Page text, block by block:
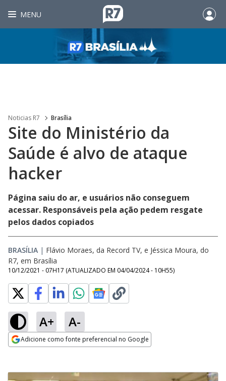
MENU
Noticias R7 Brasília
Site do Ministério da
Saúde é alvo de ataque
hacker
Página saiu do ar, e usuários não conseguem
acessar. Responsáveis pela ação pedem resgate
pelos dados copiados
BRASÍLIA | Flávio Moraes, da Record TV, e Jéssica Moura, do
R7, em Brasília
10/12/2021 - 07H17 (ATUALIZADO EM 04/04/2024 - 10H55)
A+ A-
Adicione como fonte preferencial no Google